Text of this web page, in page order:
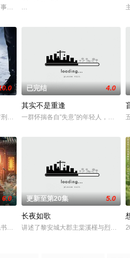
探慕天行携竹马神探社成员横扫诡事，从
馆，本想低调扎纸维生，却因一具流血的
侦支队在无普及监控、无DNA鉴定技术的
已完结 4.0
其实不是重逢
一群怀揣各自“失意”的年轻人，在沿
许又安与昆曲名伶荣筱楠推向不死不休的
6.0
班子，偶遇“白天人住屋，晚上鬼占房”的阴
更新至第20集 5.0
长夜如歌
讲述了黎安城大郡主棠溪槿与烈云峥